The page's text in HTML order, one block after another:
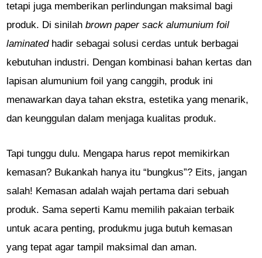
tetapi juga memberikan perlindungan maksimal bagi
produk. Di sinilahbrown paper sack alumunium foil
laminatedhadir sebagai solusi cerdas untuk berbagai
kebutuhan industri. Dengan kombinasi bahan kertas dan
lapisan alumunium foil yang canggih, produk ini
menawarkan daya tahan ekstra, estetika yang menarik,
dan keunggulan dalam menjaga kualitas produk.
Tapi tunggu dulu. Mengapa harus repot memikirkan
kemasan? Bukankah hanya itu “bungkus”? Eits, jangan
salah! Kemasan adalah wajah pertama dari sebuah
produk. Sama seperti Kamu memilih pakaian terbaik
untuk acara penting, produkmu juga butuh kemasan
yang tepat agar tampil maksimal dan aman.